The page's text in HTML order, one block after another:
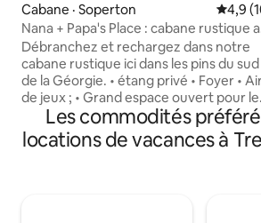
Cabane · Soperton Note
4,9
Nana + Papa's Place : cabane rustique
bord d'un étang
Débranchez et rechargez dans notre
cabane rustique ici dans les pins du sud
de la Géorgie. • étang privé • Foyer • Aire
de jeux ; • Grand espace ouvert pour
jeux, les hamacs et l'exploration Il ne
s'agit pas d'être chic, mais de ralentir et
de créer des souvenirs ensemble. Les
Les commodités
locations de vacances à